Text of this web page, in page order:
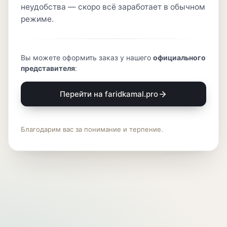
неудобства — скоро всё заработает в обычном
режиме.
Вы можете оформить заказ у нашего официального
представителя:
Перейти на faridkamal.pro
Благодарим вас за понимание и терпение.